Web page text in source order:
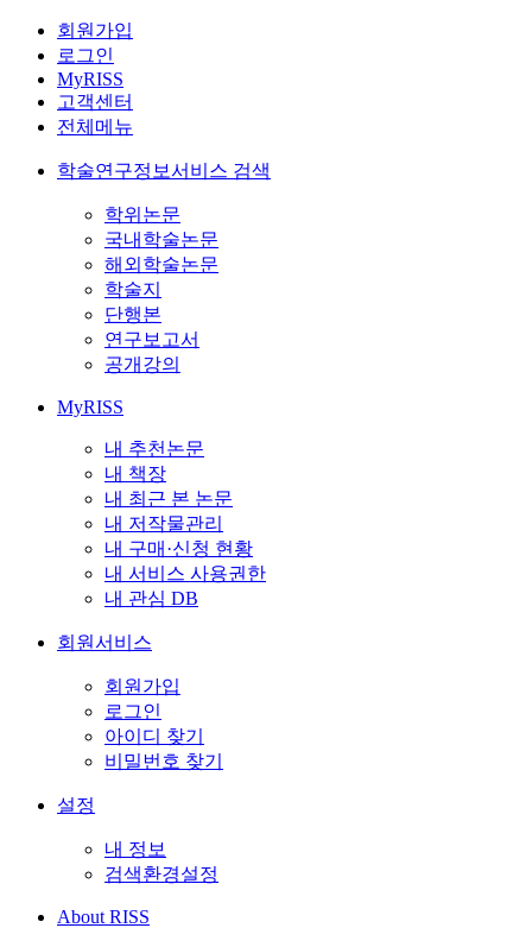
회원가입
로그인
MyRISS
고객센터
전체메뉴
학술연구정보서비스 검색
학위논문
국내학술논문
해외학술논문
학술지
단행본
연구보고서
공개강의
MyRISS
내 추천논문
내 책장
내 최근 본 논문
내 저작물관리
내 구매·신청 현황
내 서비스 사용권한
내 관심 DB
회원서비스
회원가입
로그인
아이디 찾기
비밀번호 찾기
설정
내 정보
검색환경설정
About RISS